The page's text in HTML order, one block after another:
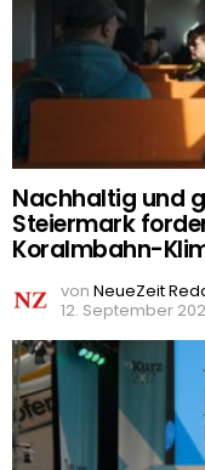
Nachhaltig und
Steiermark
Koralmbahn-
von NeueZeit
12. September